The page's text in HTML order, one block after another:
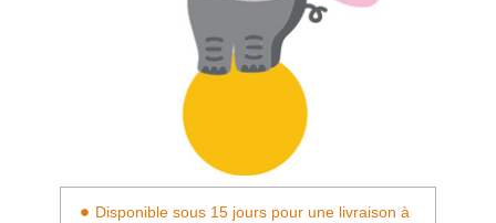
Disponible sous 15 jours pour une livraison à